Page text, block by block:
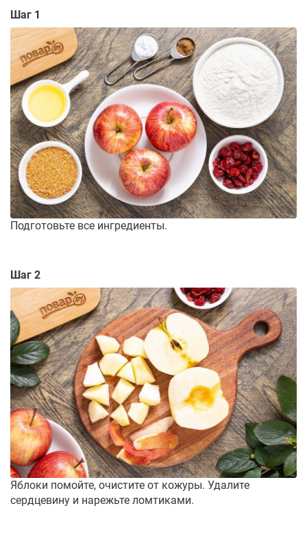
Шаг 1
Подготовьте все ингредиенты.
Шаг 2
Яблоки помойте, очистите от кожуры. Удалите
сердцевину и нарежьте ломтиками.